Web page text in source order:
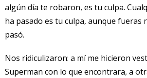
algún día te robaron, es tu culpa.
ha pasado es tu culpa, aunque fueras
pasó.
Nos ridiculizaron: a mí me hicieron
Superman con lo que encontrara, a